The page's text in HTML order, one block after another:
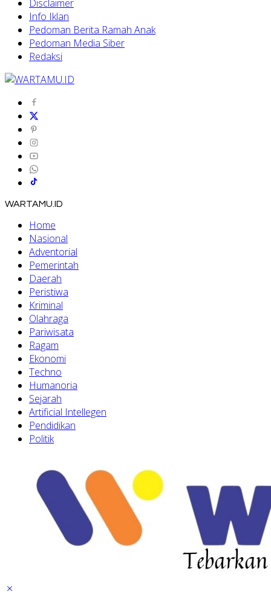
Disclaimer
Info Iklan
Pedoman Berita Ramah Anak
Pedoman Media Siber
Redaksi
WARTAMU.ID
Home
Nasional
Adventorial
Pemerintah
Daerah
Peristiwa
Kriminal
Olahraga
Pariwisata
Ragam
Ekonomi
Techno
Humanoria
Sejarah
Artificial Intellegen
Pendidikan
Politik